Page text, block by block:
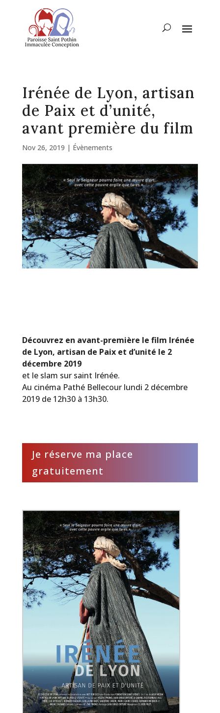
Irénée de Lyon, artisan
de Paix et d’unité,
avant première du film
Nov 26, 2019 | Évènements
Découvrez en avant-première le film Irénée
de Lyon, artisan de Paix et d’unité le 2
décembre 2019
et le slam sur saint Irénée.
Au cinéma Pathé Bellecour lundi 2 décembre
2019 de 12h30 à 13h30.
Je réserve ma place
gratuitement